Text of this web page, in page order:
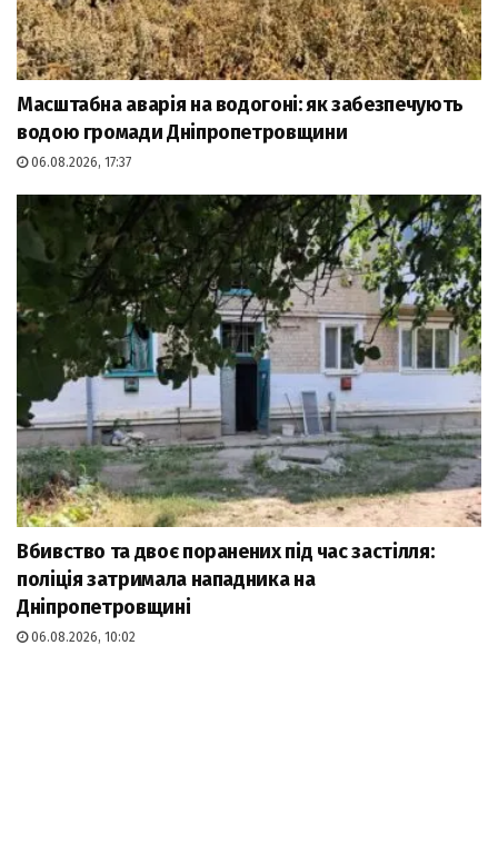
Масштабна аварія на водогоні: як забезпечують
водою громади Дніпропетровщини
06.08.2026, 17:37
Вбивство та двоє поранених під час застілля:
поліція затримала нападника на
Дніпропетровщині
06.08.2026, 10:02